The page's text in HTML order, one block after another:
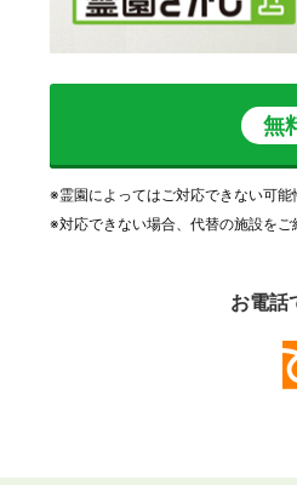
無
※霊園によってはご対応できない可能
※対応できない場合、代替の施設をご
お電話